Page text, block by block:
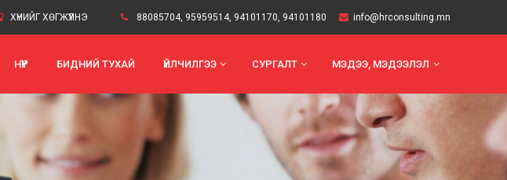
ХҮНИЙГ ХӨГЖҮҮЛНЭ 88085704, 95959514, 94101170, 94101180 info@hrconsulting.mn
НҮҮР БИДНИЙ ТУХАЙ ҮЙЛЧИЛГЭЭ СУРГАЛТ МЭДЭЭ, МЭДЭЭЛЭЛ